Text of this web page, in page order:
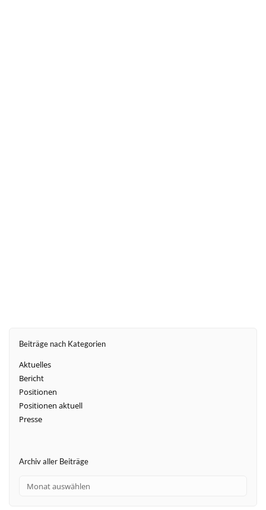
Beiträge nach Kategorien
Aktuelles
Bericht
Positionen
Positionen aktuell
Presse
Archiv aller Beiträge